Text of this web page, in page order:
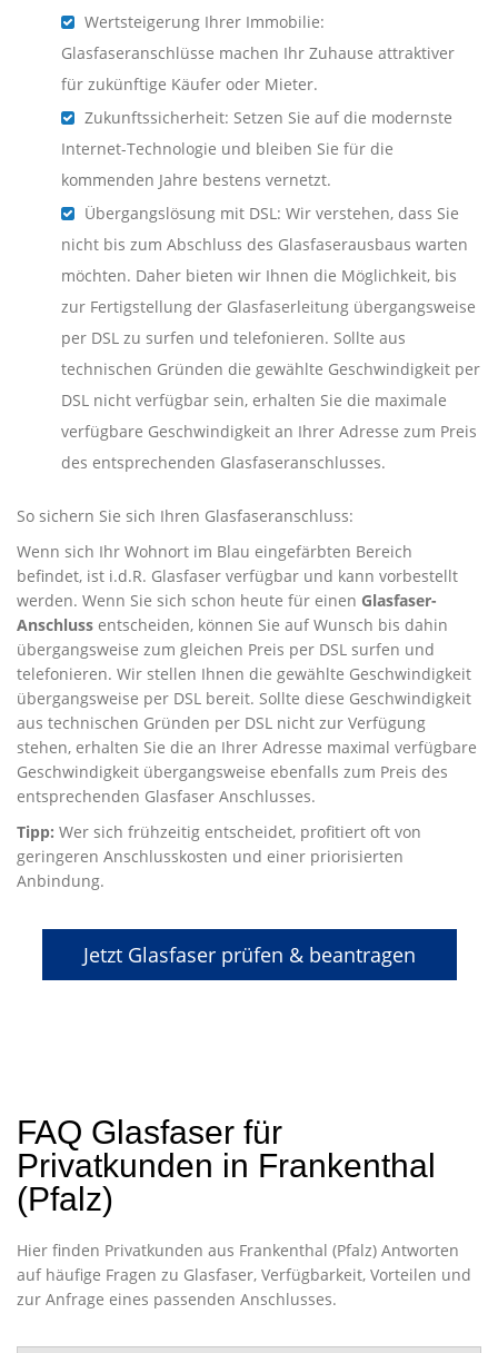
Wertsteigerung Ihrer Immobilie:
Glasfaseranschlüsse machen Ihr Zuhause attraktiver
für zukünftige Käufer oder Mieter.
Zukunftssicherheit: Setzen Sie auf die modernste
Internet-Technologie und bleiben Sie für die
kommenden Jahre bestens vernetzt.
Übergangslösung mit DSL: Wir verstehen, dass Sie
nicht bis zum Abschluss des Glasfaserausbaus warten
möchten. Daher bieten wir Ihnen die Möglichkeit, bis
zur Fertigstellung der Glasfaserleitung übergangsweise
per DSL zu surfen und telefonieren. Sollte aus
technischen Gründen die gewählte Geschwindigkeit per
DSL nicht verfügbar sein, erhalten Sie die maximale
verfügbare Geschwindigkeit an Ihrer Adresse zum Preis
des entsprechenden Glasfaseranschlusses.
So sichern Sie sich Ihren Glasfaseranschluss:
Wenn sich Ihr Wohnort im Blau eingefärbten Bereich
befindet, ist i.d.R. Glasfaser verfügbar und kann vorbestellt
werden. Wenn Sie sich schon heute für einen Glasfaser-
Anschluss entscheiden, können Sie auf Wunsch bis dahin
übergangsweise zum gleichen Preis per DSL surfen und
telefonieren. Wir stellen Ihnen die gewählte Geschwindigkeit
übergangsweise per DSL bereit. Sollte diese Geschwindigkeit
aus technischen Gründen per DSL nicht zur Verfügung
stehen, erhalten Sie die an Ihrer Adresse maximal verfügbare
Geschwindigkeit übergangsweise ebenfalls zum Preis des
entsprechenden Glasfaser Anschlusses.
Tipp: Wer sich frühzeitig entscheidet, profitiert oft von
geringeren Anschlusskosten und einer priorisierten
Anbindung.
Jetzt Glasfaser prüfen & beantragen
FAQ Glasfaser für
Privatkunden in Frankenthal
(Pfalz)
Hier finden Privatkunden aus Frankenthal (Pfalz) Antworten
auf häufige Fragen zu Glasfaser, Verfügbarkeit, Vorteilen und
zur Anfrage eines passenden Anschlusses.